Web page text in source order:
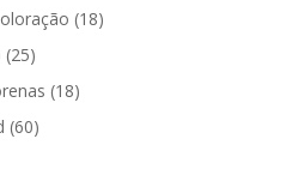
(18)
(25)
(18)
(60)